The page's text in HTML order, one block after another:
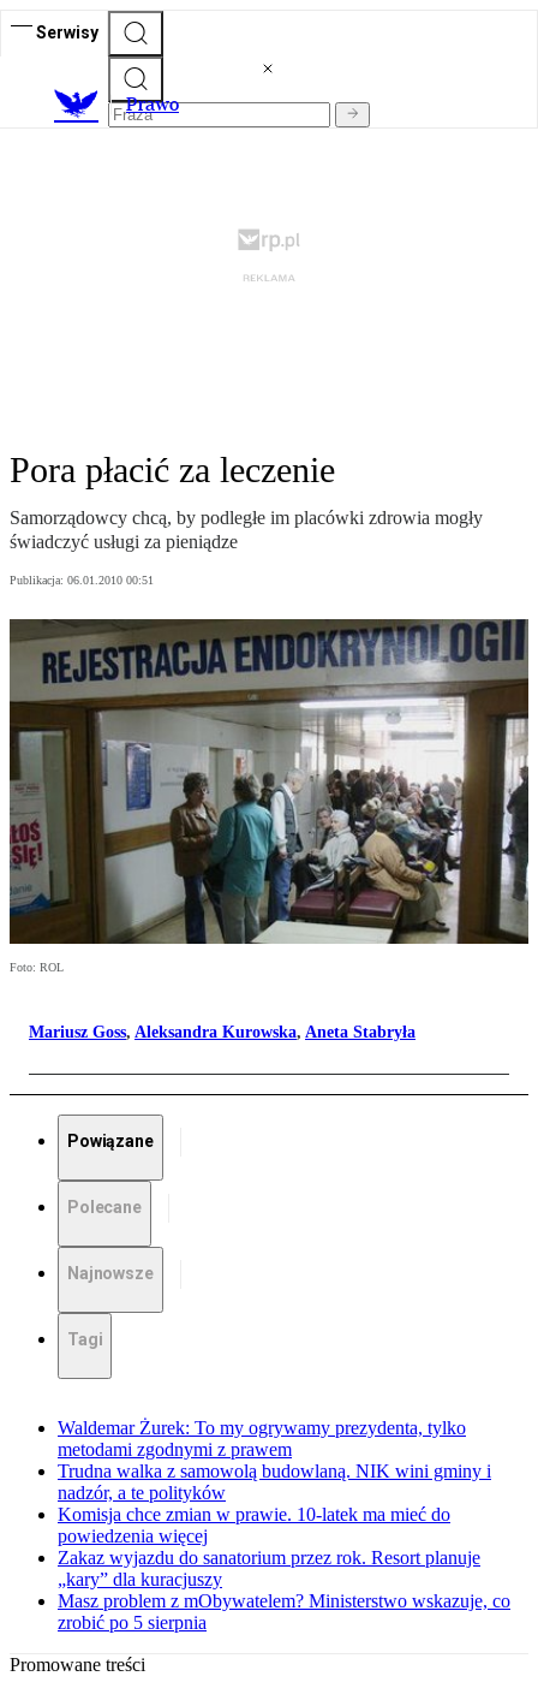
Serwisy
Prawo
Pora płacić za leczenie
Samorządowcy chcą, by podległe im placówki zdrowia mogły
świadczyć usługi za pieniądze
Publikacja: 06.01.2010 00:51
Foto: ROL
Mariusz Goss, Aleksandra Kurowska, Aneta Stabryła
Powiązane
Polecane
Najnowsze
Tagi
Waldemar Żurek: To my ogrywamy prezydenta, tylko
metodami zgodnymi z prawem
Trudna walka z samowolą budowlaną. NIK wini gminy i
nadzór, a te polityków
Komisja chce zmian w prawie. 10-latek ma mieć do
powiedzenia więcej
Zakaz wyjazdu do sanatorium przez rok. Resort planuje
„kary” dla kuracjuszy
Masz problem z mObywatelem? Ministerstwo wskazuje, co
zrobić po 5 sierpnia
Promowane treści